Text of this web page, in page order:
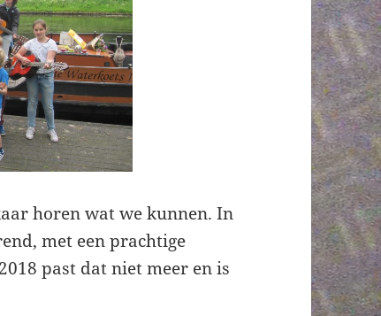
horen wat we kunnen. In
met een prachtige
past dat niet meer en is